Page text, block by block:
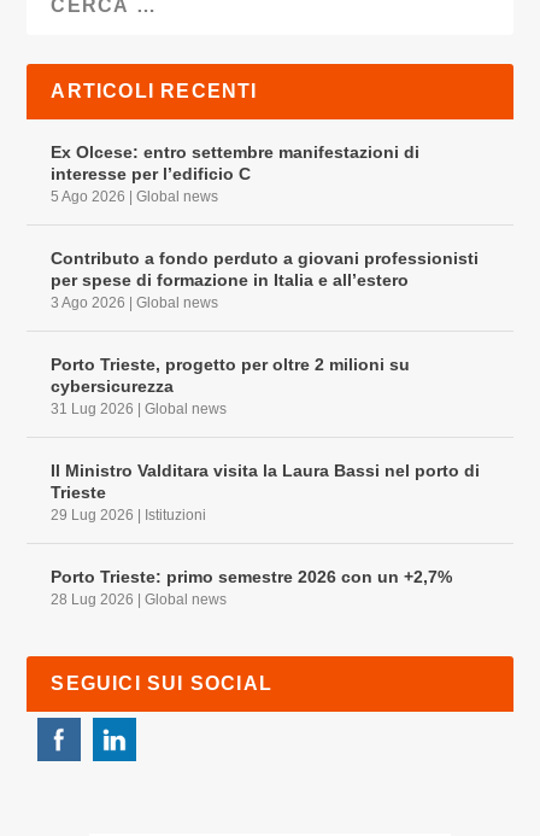
ARTICOLI RECENTI
Ex Olcese: entro settembre manifestazioni di
interesse per l’edificio C
5 Ago 2026 |Global news
Contributo a fondo perduto a giovani professionisti
per spese di formazione in Italia e all’estero
3 Ago 2026 |Global news
Porto Trieste, progetto per oltre 2 milioni su
cybersicurezza
31 Lug 2026 |Global news
Il Ministro Valditara visita la Laura Bassi nel porto di
Trieste
29 Lug 2026 | Istituzioni
Porto Trieste: primo semestre 2026 con un +2,7%
28 Lug 2026 |Global news
SEGUICI SUI SOCIAL